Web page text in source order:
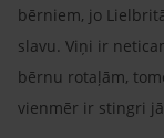
bērniem, jo
slavu. Viņi ir
bērnu rotaļām,
vienmēr ir stingri